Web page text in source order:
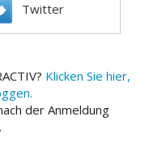
Twitter
Klicken Sie hier,
der Anmeldung